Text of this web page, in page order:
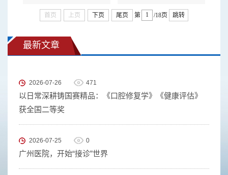
首页 上页 下页 尾页 第 /18页 跳转
最新文章
2026-07-26 471
以日常深耕铸国赛精品：《口腔修复学》《健康评估》
获全国二等奖
2026-07-25 0
广州医院，开始“接诊”世界